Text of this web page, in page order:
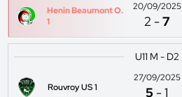
Henin Beaumont O.
1
20/09/2025
2 -7
U11 M - D2
Rouvroy US 1
27/09/2025
5 -1